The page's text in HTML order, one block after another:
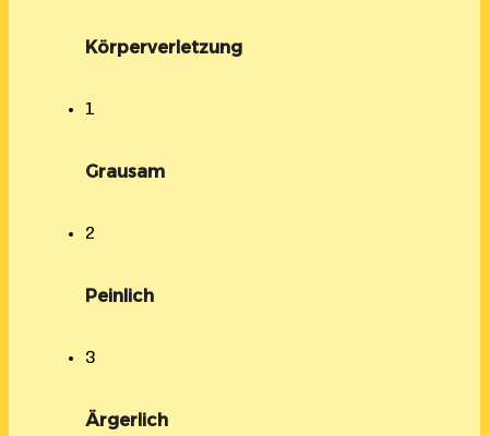
Körperverletzung
1
Grausam
2
Peinlich
3
Ärgerlich